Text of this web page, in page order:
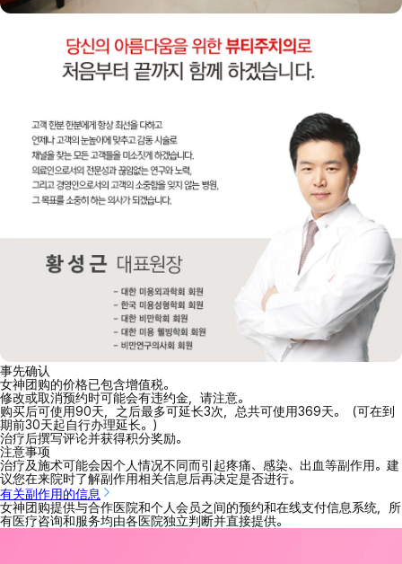
事先确认
女神团购的价格已包含增值税。
修改或取消预约时可能会有违约金，请注意。
购买后可使用90天，之后最多可延长3次，总共可使用369天。（可在到
期前30天起自行办理延长。）
治疗后撰写评论并获得积分奖励。
注意事项
治疗及施术可能会因个人情况不同而引起疼痛、感染、出血等副作用。建
议您在来院时了解副作用相关信息后再决定是否进行。
有关副作用的信息
女神团购提供与合作医院和个人会员之间的预约和在线支付信息系统，所
有医疗咨询和服务均由各医院独立判断并直接提供。